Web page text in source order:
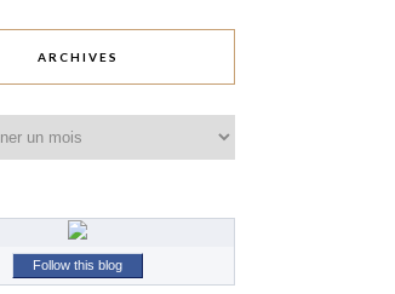
ARCHIVES
Follow this blog